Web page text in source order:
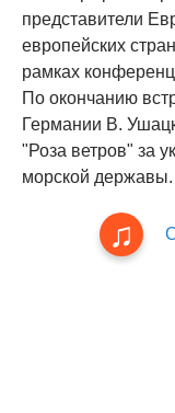
представители
европейских
рамках
По окончанию
Германии В.
"Роза ветров" за
морской державы.